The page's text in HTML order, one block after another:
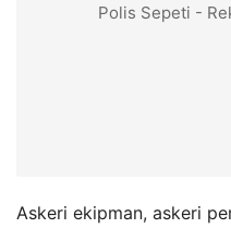
Polis Sepeti -
Askeri ekipman, askeri